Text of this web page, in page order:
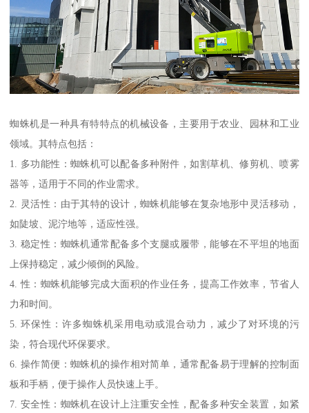
蜘蛛机是一种具有特特点的机械设备，主要用于农业、园林和工业
领域。其特点包括：
1. 多功能性：蜘蛛机可以配备多种附件，如割草机、修剪机、喷雾
器等，适用于不同的作业需求。
2. 灵活性：由于其特的设计，蜘蛛机能够在复杂地形中灵活移动，
如陡坡、泥泞地等，适应性强。
3. 稳定性：蜘蛛机通常配备多个支腿或履带，能够在不平坦的地面
上保持稳定，减少倾倒的风险。
4. 性：蜘蛛机能够完成大面积的作业任务，提高工作效率，节省人
力和时间。
5. 环保性：许多蜘蛛机采用电动或混合动力，减少了对环境的污
染，符合现代环保要求。
6. 操作简便：蜘蛛机的操作相对简单，通常配备易于理解的控制面
板和手柄，便于操作人员快速上手。
7. 安全性：蜘蛛机在设计上注重安全性，配备多种安全装置，如紧